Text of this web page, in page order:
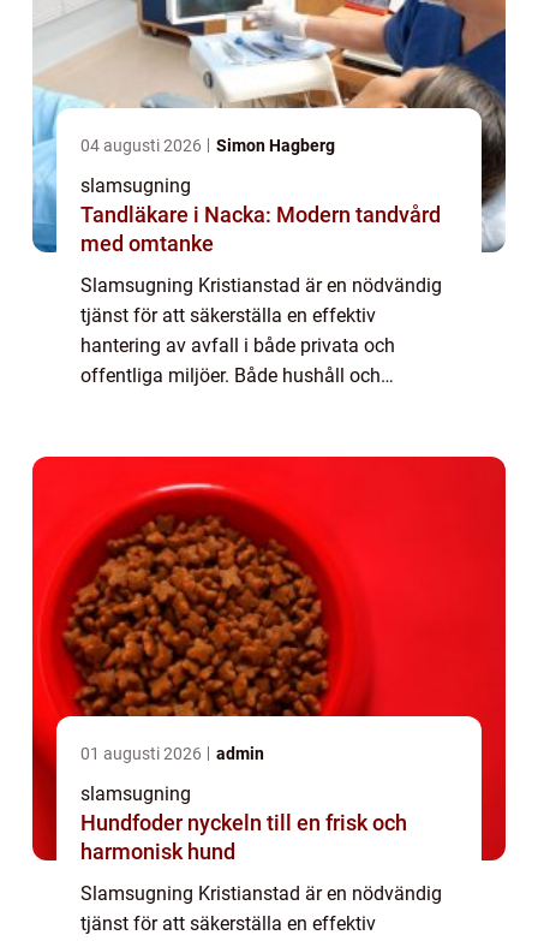
04 augusti 2026 Simon Hagberg
slamsugning
Tandläkare i Nacka: Modern tandvård
med omtanke
Slamsugning Kristianstad är en nödvändig
tjänst för att säkerställa en effektiv
hantering av avfall i både privata och
offentliga miljöer. Både hushåll och
01 augusti 2026 admin
slamsugning
Hundfoder nyckeln till en frisk och
harmonisk hund
Slamsugning Kristianstad är en nödvändig
tjänst för att säkerställa en effektiv